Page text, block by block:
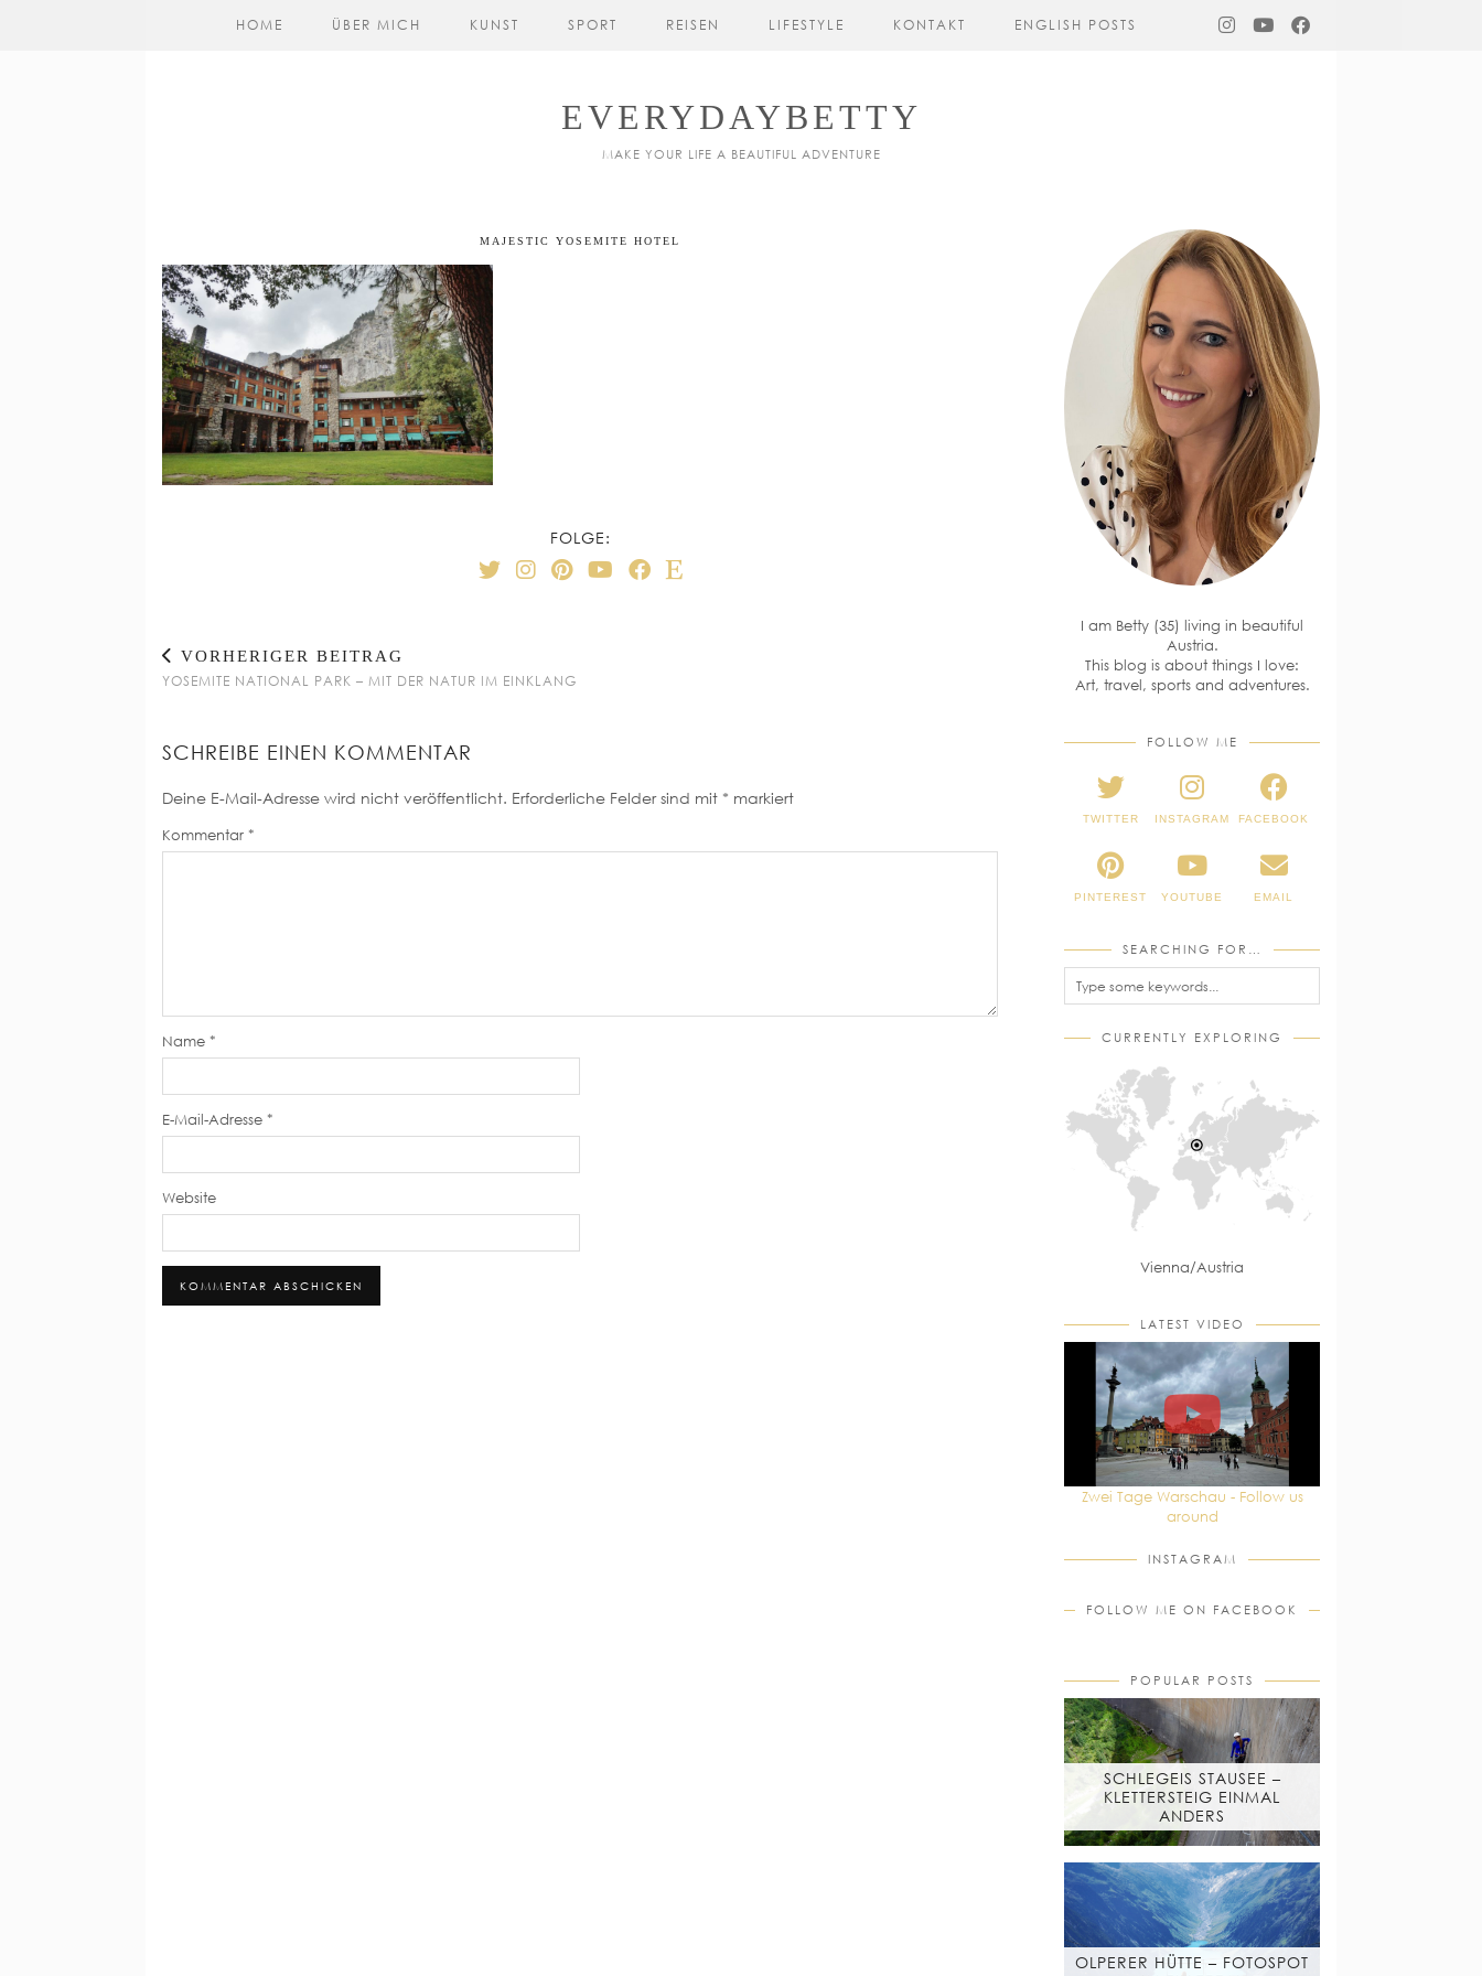
EVERYDAYBETTY
MAKE YOUR LIFE A BEAUTIFUL ADVENTURE
HOME ÜBER MICH KUNST SPORT REISEN LIFESTYLE KONTAKT ENGLISH POSTS
MAJESTIC YOSEMITE HOTEL
FOLGE:
VORHERIGER BEITRAG
YOSEMITE NATIONAL PARK – MIT DER NATUR IM EINKLANG
SCHREIBE EINEN KOMMENTAR
Deine E-Mail-Adresse wird nicht veröffentlicht. Erforderliche Felder sind mit * markiert
Kommentar *
Name *
E-Mail-Adresse *
Website
I am Betty (35) living in beautiful
Austria.
This blog is about things I love:
Art, travel, sports and adventures.
FOLLOW ME
TWITTER INSTAGRAM FACEBOOK
PINTEREST YOUTUBE EMAIL
SEARCHING FOR…
CURRENTLY EXPLORING
Vienna/Austria
LATEST VIDEO
Zwei Tage Warschau - Follow us
around
INSTAGRAM
FOLLOW ME ON FACEBOOK
POPULAR POSTS
SCHLEGEIS STAUSEE –
KLETTERSTEIG EINMAL
ANDERS
OLPERER HÜTTE – FOTOSPOT